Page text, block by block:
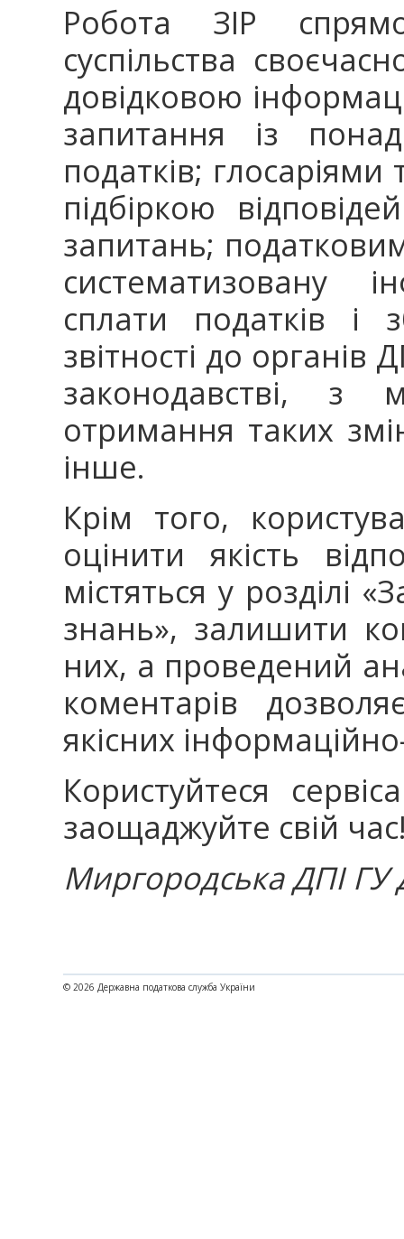
Робота ЗІР
суспільства
довідковою
запитання із
податків;
підбіркою
запитань;
систематизовану
сплати податків і
звітності до
законодавстві, з
отримання таких
інше.
Крім того,
оцінити якість
містяться y розділі
знань», залишити
них, a проведений
коментарів
якісних
Користуйтеся
заощаджуйте свій
Миргородська ДПІ ГУ
© 2026 Державна податкова служба України